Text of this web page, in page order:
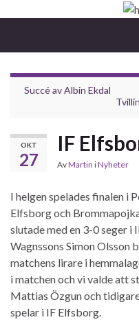
Succé av Albin Ekdal
OKT
27
IF
AvMartin iNyheter
I helgen spelades finalen i
Elfsborg och
slutade med en 3-0 seger i
Wagnssons Simon Olsson
matchens lirare i
i matchen och vi valde att
Mattias Özgun och
spelar i IF Elfsborg.